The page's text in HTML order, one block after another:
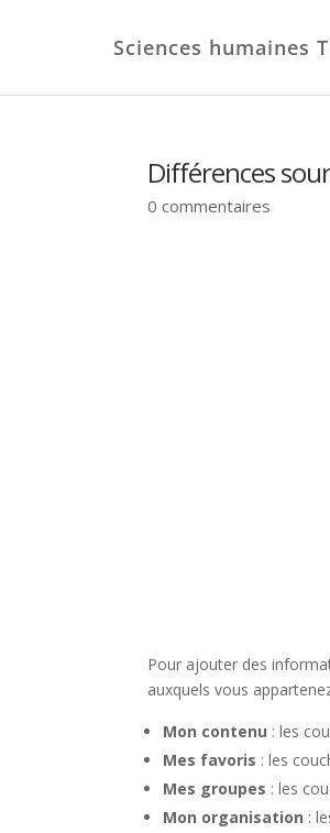
Sciences humaines
Différences
0 commentaires
Pour ajouter des
auxquels vous
Mon contenu : les
Mes favoris : les
Mes groupes : les
Mon organisation :